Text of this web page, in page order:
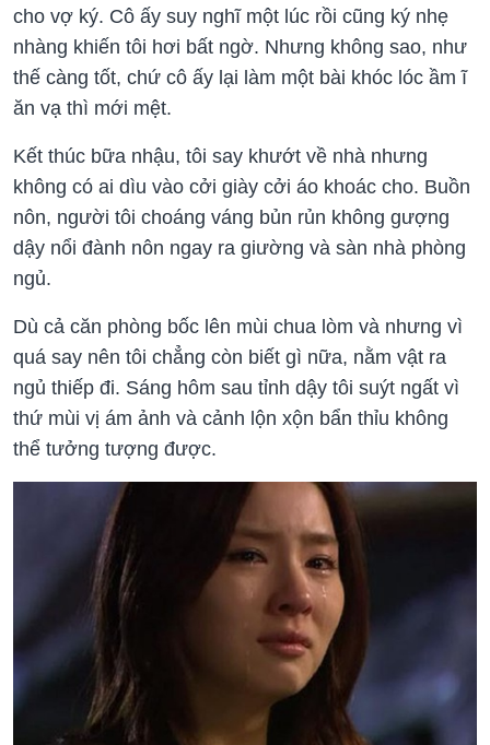
cho vợ ký. Cô ấy suy nghĩ một lúc rồi cũng ký nhẹ
nhàng khiến tôi hơi bất ngờ. Nhưng không sao, như
thế càng tốt, chứ cô ấy lại làm một bài khóc lóc ầm ĩ
ăn vạ thì mới mệt.
Kết thúc bữa nhậu, tôi say khướt về nhà nhưng
không có ai dìu vào cởi giày cởi áo khoác cho. Buồn
nôn, người tôi choáng váng bủn rủn không gượng
dậy nổi đành nôn ngay ra giường và sàn nhà phòng
ngủ.
Dù cả căn phòng bốc lên mùi chua lòm và nhưng vì
quá say nên tôi chẳng còn biết gì nữa, nằm vật ra
ngủ thiếp đi. Sáng hôm sau tỉnh dậy tôi suýt ngất vì
thứ mùi vị ám ảnh và cảnh lộn xộn bẩn thỉu không
thể tưởng tượng được.